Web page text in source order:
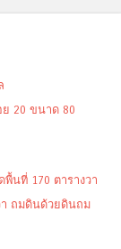
20 ขนาด 80
นที่ 170 ตารางวา
า ถมดินด้วยดินถม